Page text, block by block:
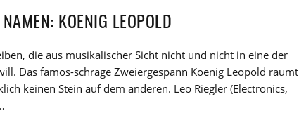
KOENIG LEOPOLD
die aus musikalischer Sicht nicht und nicht in eine der
Das famos-schräge Zweiergespann Koenig Leopold räumt
keinen Stein auf dem anderen. Leo Riegler (Electronics,